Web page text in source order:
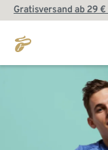
Gratisversand ab 29